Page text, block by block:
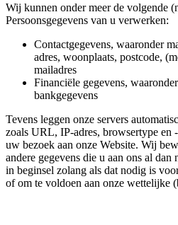
Wij kunnen onder meer de volgende
Persoonsgegevens van u verwerken:
Contactgegevens, waaronder
adres, woonplaats, postcode,
mailadres
Financiële gegevens,
bankgegevens
Tevens leggen onze servers
zoals URL, IP-adres, browsertype en
uw bezoek aan onze Website. Wij
andere gegevens die u aan ons al
in beginsel zolang als dat nodig is
of om te voldoen aan onze wettelijke